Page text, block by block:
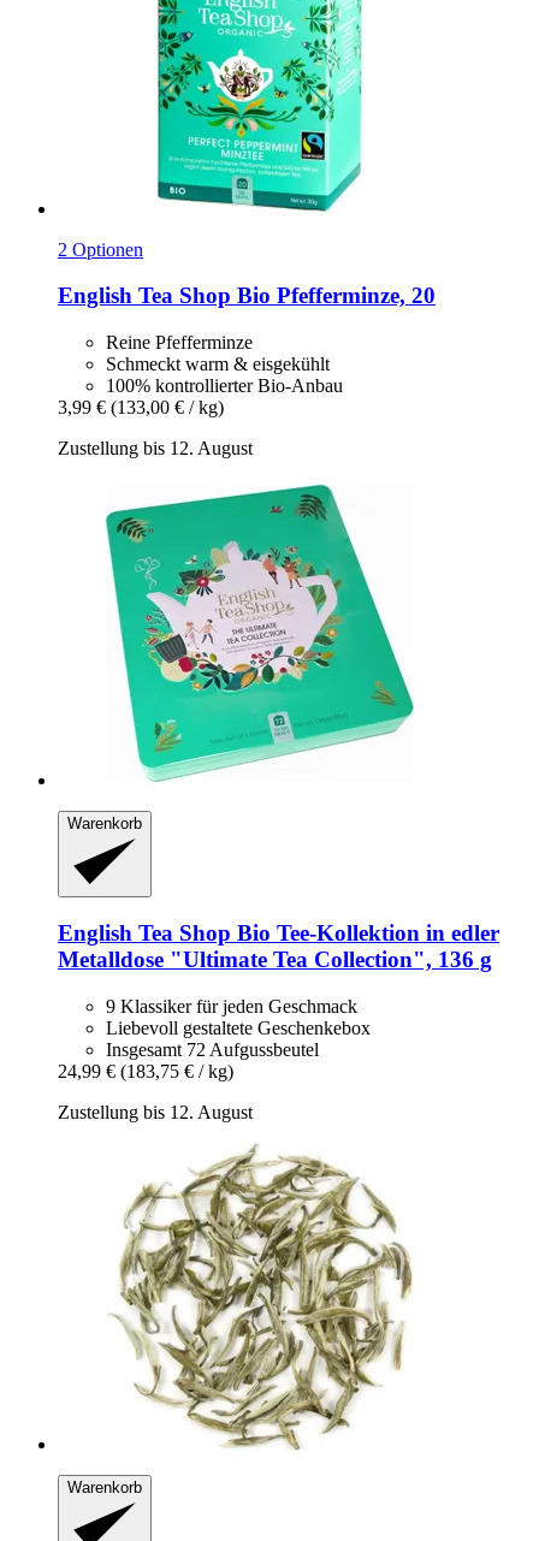
2 Optionen
English Tea Shop Bio Pfefferminze, 20
Reine Pfefferminze
Schmeckt warm & eisgekühlt
100% kontrollierter Bio-Anbau
3,99 € (133,00 € / kg)
Zustellung bis 12. August
Warenkorb
English Tea Shop Bio Tee-​Kollektion in edler
Metalldose "Ultimate Tea Collection", 136 g
9 Klassiker für jeden Geschmack
Liebevoll gestaltete Geschenkebox
Insgesamt 72 Aufgussbeutel
24,99 € (183,75 € / kg)
Zustellung bis 12. August
Warenkorb